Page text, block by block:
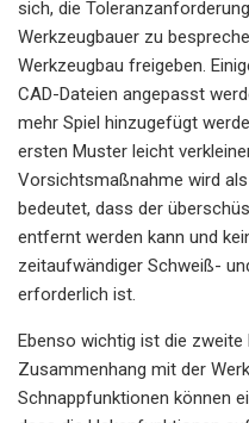
sich, die
Werkzeugbauer zu
Werkzeugbau freigeben.
CAD-Dateien angepasst
mehr Spiel hinzugefügt
ersten Muster leicht
Vorsichtsmaßnahme wird
bedeutet, dass der
entfernt werden kann und
zeitaufwändiger Schweiß-
erforderlich ist.
Ebenso wichtig ist die
Zusammenhang mit der
Schnappfunktionen können